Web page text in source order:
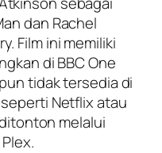
dan Rachel
Film ini memiliki
di BBC One
tidak tersedia di
Netflix atau
melalui